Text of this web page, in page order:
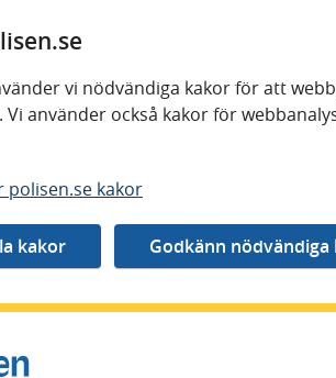
vi nödvändiga kakor för att
använder också kakor för
polisen.se kakor